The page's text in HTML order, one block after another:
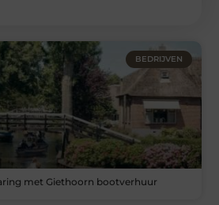
BEDRIJVEN
met Giethoorn bootverhuur